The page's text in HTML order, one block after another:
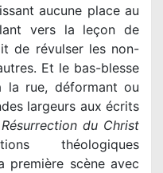
aucune place au
vers la leçon de
de révulser les non-
Et le bas-blesse
la rue, déformant ou
largeurs aux écrits
du Christ
théologiques
première scène avec